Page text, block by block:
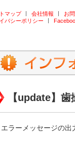
マップ 会社情報
お
バシーポリシー
【update】
エラーメッセージの